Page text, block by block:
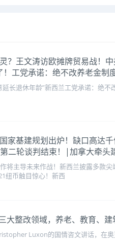
？王文涛访欧摊牌贸易战！
工党承诺：绝不改养老金制
长退休年龄”新西兰工党承诺：绝
家基建规划出炉！缺口高达
二轮谈判结束！|加拿大牵头
将主导未来作战！新西兰披露多款
纽币触目惊心！新西
大整改领域，养老、教育、建
Luxon的国情咨文讲话，在